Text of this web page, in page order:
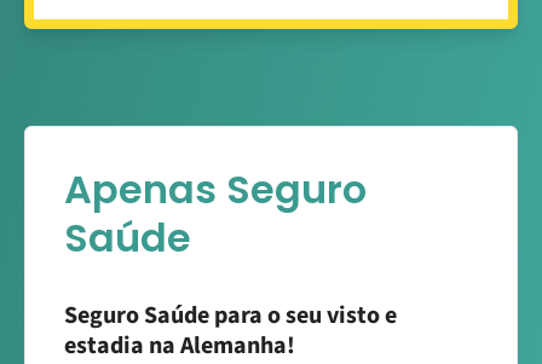
Apenas Seguro
Saúde
Seguro Saúde para o seu visto e
estadia na Alemanha!